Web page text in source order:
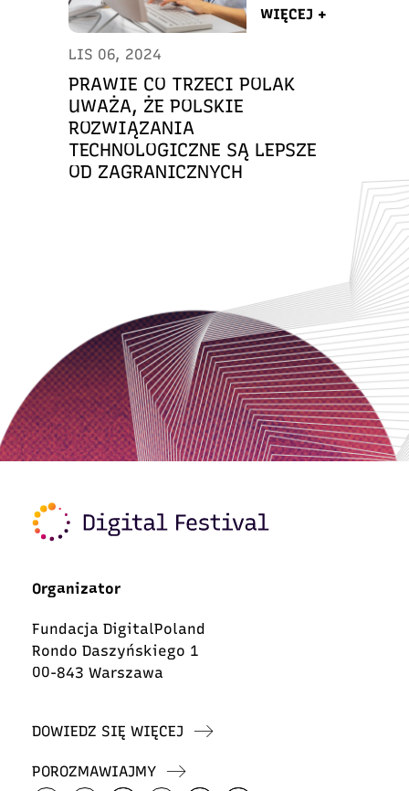
WIĘCEJ +
LIS 06, 2024
PRAWIE CO TRZECI POLAK
UWAŻA, ŻE POLSKIE
ROZWIĄZANIA
TECHNOLOGICZNE SĄ LEPSZE
OD ZAGRANICZNYCH
Organizator
Fundacja DigitalPoland
Rondo Daszyńskiego 1
00-843 Warszawa
DOWIEDZ SIĘ WIĘCEJ
POROZMAWIAJMY